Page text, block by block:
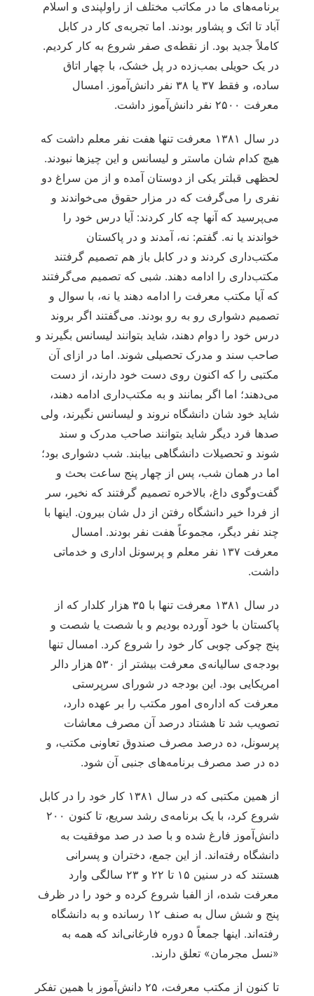
برنامه‏‌های ما در مکاتب مختلف از راولپندی و اسلام
آباد تا اتک و پشاور بودند. اما تجربه‏‌ی کار در کابل
کاملاً جدید بود. از نقطه‏‌ی صفر شروع به کار کردیم.
در یک حویلی بمب‌‏زده در پل خشک، با چهار اتاق
ساده، و فقط ۳۷ یا ۳۸ نفر دانش‌‏آموز. امسال
معرفت ۲۵۰۰ نفر دانش‌‏آموز داشت.
در سال ۱۳۸۱ معرفت تنها هفت نفر معلم داشت که
هیچ کدام شان ماستر و لیسانس و این چیزها نبودند.
لحظه‏ی قبل‏تر یکی از دوستان آمده و از من سراغ دو
نفری را می‌‏گرفت که در مزار حقوق می‌‏خواندند و
می‌‏پرسید که آنها چه کار کردند: آیا درس خود را
خواندند یا نه. گفتم: نه، آمدند و در پاکستان
مکتب‌‏داری کردند و در کابل باز هم تصمیم گرفتند
مکتب‌‏داری را ادامه دهند. شبی که تصمیم می‌‏گرفتند
که آیا مکتب معرفت را ادامه دهند یا نه، با سوال و
تصمیم دشواری رو به رو بودند. می‌‏گفتند اگر بروند
درس خود را دوام دهند، شاید بتوانند لیسانس بگیرند و
صاحب سند و مدرک تحصیلی شوند. اما در ازای آن
مکتبی را که اکنون روی دست خود دارند، از دست
می‌‏دهند؛ اما اگر بمانند و به مکتب‌‏داری ادامه دهند،
شاید خود شان دانشگاه نروند و لیسانس نگیرند، ولی
صدها فرد دیگر شاید بتوانند صاحب مدرک و سند
شوند و تحصیلات دانشگاهی بیابند. شب دشواری بود؛
اما در همان شب، پس از چهار پنج ساعت بحث و
گفت‌‏وگوی داغ، بالاخره تصمیم گرفتند که نخیر، سر
از فردا خیر دانشگاه رفتن از دل شان بیرون. اینها با
چند نفر دیگر، مجموعاً هفت نفر بودند. امسال
معرفت ۱۳۷ نفر معلم و پرسونل اداری و خدماتی
داشت.
در سال ۱۳۸۱ معرفت تنها با ۳۵ هزار کلدار که از
پاکستان با خود آورده بودیم و با شصت یا شصت و
پنج چوکی چوبی کار خود را شروع کرد. امسال تنها
بودجه‌‏ی سالیانه‏‌ی معرفت بیشتر از ۵۳۰ هزار دالر
امریکایی بود. این بودجه در شورای سرپرستی
معرفت که اداره‏‌ی امور مکتب را بر عهده دارد،
تصویب شد تا هشتاد درصد آن مصرف معاشات
پرسونل، ده درصد مصرف صندوق تعاونی مکتب، و
ده در صد مصرف برنامه‌‏های جنبی آن شود.
از همین مکتبی که در سال ۱۳۸۱ کار خود را در کابل
شروع کرد، با یک برنامه‏‌ی رشد سریع، تا کنون ۲۰۰
دانش‌‏آموز فارغ شده و با صد در صد موفقیت به
دانشگاه رفته‌اند. از این جمع، دختران و پسرانی
هستند که در سنین ۱۵ تا ۲۲ و ۲۳ سالگی وارد
معرفت شده، از الفبا شروع کرده و خود را در ظرف
پنج و شش سال به صنف ۱۲ رسانده و به دانشگاه
رفته‌اند. اینها جمعاً ۵ دوره فارغانی‌اند که همه به
«نسل مجرمان» تعلق دارند.
تا کنون از مکتب معرفت، ۲۵ دانش‌‏آموز با همین تفکر